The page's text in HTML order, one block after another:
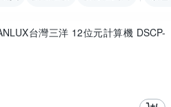
台灣三洋 12位元計算機 DSCP-